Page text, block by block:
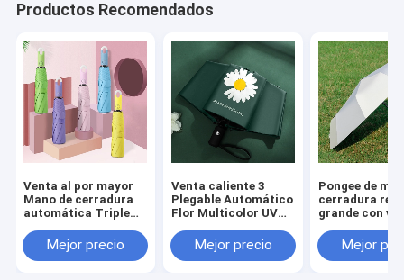
Productos Recomendados
Venta al por mayor
Mano de cerradura
automática Triple
Paraguas Dropship
Aceptado
Mejor precio
Venta caliente 3
Plegable Automático
Flor Multicolor UV
moda a prueba de
viento
Mejor precio
Pongee de
cerradura
grande con
paraguas de
UV a prueba de
Mejor